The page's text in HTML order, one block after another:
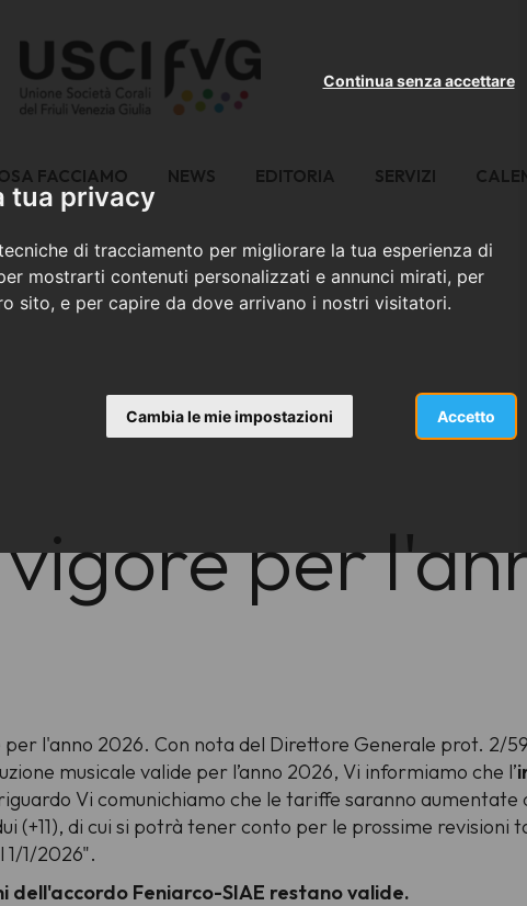
tua privacy
di tracciamento per migliorare la tua esperienza di
mostrarti contenuti personalizzati e annunci mirati, per
sito, e per capire da dove arrivano i nostri visitatori.
Accetto
Continua senza accettare
Cambia le mie impostazioni
FACCIAMO NEWS EDITORIA SERVIZI
per
l'anno 2026. Con nota del Direttore Generale prot. 2/
musicale valide per l’anno 2026, Vi informiamo che l’
Vi comunichiamo che le tariffe saranno
(+11), di cui si potrà tener conto per le prossime revisioni
1/1/2026".
dell'accordo Feniarco-SIAE restano valide.